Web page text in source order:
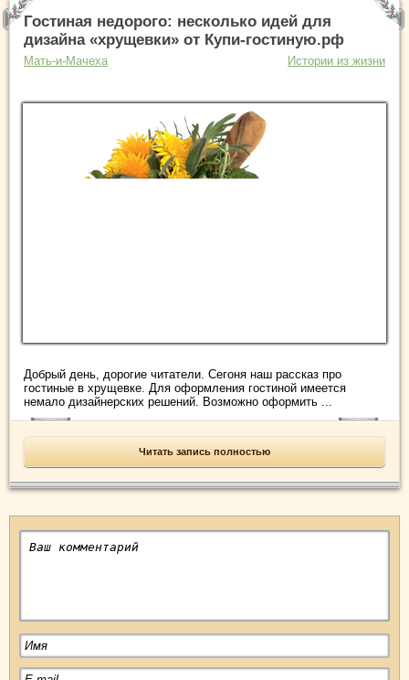
Гостиная недорого: несколько идей для
дизайна «хрущевки» от Купи-гостиную.рф
Мать-и-Мачеха Истории из жизни
Добрый день, дорогие читатели. Сегоня наш рассказ про
гостиные в хрущевке. Для оформления гостиной имеется
немало дизайнерских решений. Возможно оформить ...
Читать запись полностью